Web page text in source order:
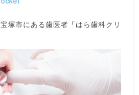
塚市にある歯医者「はら歯科クリ